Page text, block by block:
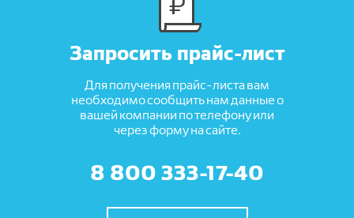
Запросить прайс-лист
Для получения прайс-листа вам
необходимо сообщить нам данные о
вашей компании по телефону или
через форму на сайте.
8 800 333-17-40